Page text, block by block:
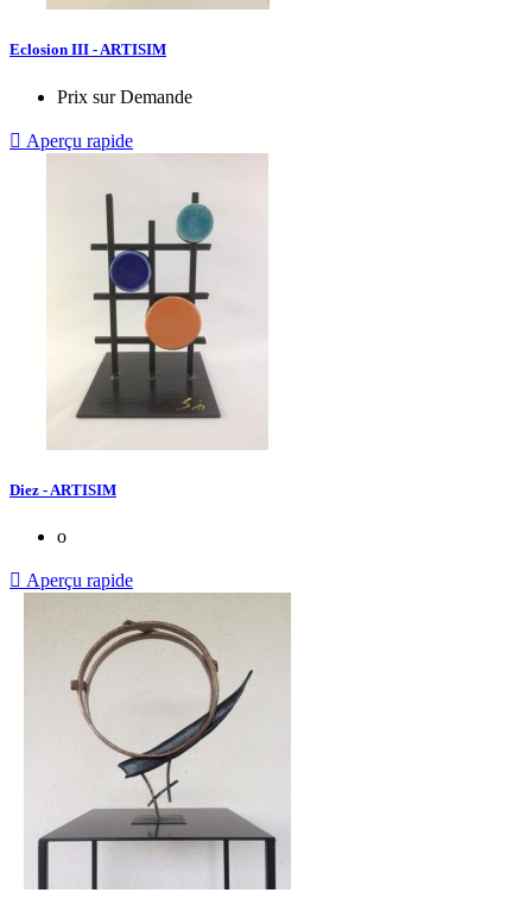
Eclosion III - ARTISIM
Prix sur Demande
 Aperçu rapide
Diez - ARTISIM
o
 Aperçu rapide